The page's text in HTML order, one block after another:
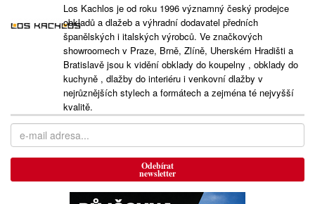
Los Kachlos je od roku 1996 významný český prodejce
obkladů a dlažeb a výhradní dodavatel předních
španělských i italských výrobců. Ve značkových
showroomech v Praze, Brně, Zlíně, Uherském Hradišti a
Bratislavě jsou k vidění obklady do koupelny , obklady do
kuchyně , dlažby do interiéru i venkovní dlažby v
nejrůznějších stylech a formátech a zejména té nejvyšší
kvalitě.
Odebírat
newsletter